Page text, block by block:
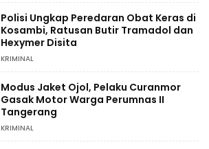
Polisi Ungkap Peredaran Obat Keras di
Kosambi, Ratusan Butir Tramadol dan
Hexymer Disita
KRIMINAL
Modus Jaket Ojol, Pelaku Curanmor
Gasak Motor Warga Perumnas II
Tangerang
KRIMINAL